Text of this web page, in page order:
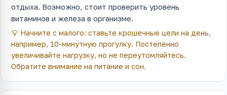
отдыха. Возможно, стоит проверить уровень
витаминов и железа в организме.
💡 Начните с малого: ставьте крошечные цели на день,
например, 10-минутную прогулку. Постепенно
увеличивайте нагрузку, но не переутомляйтесь.
Обратите внимание на питание и сон.